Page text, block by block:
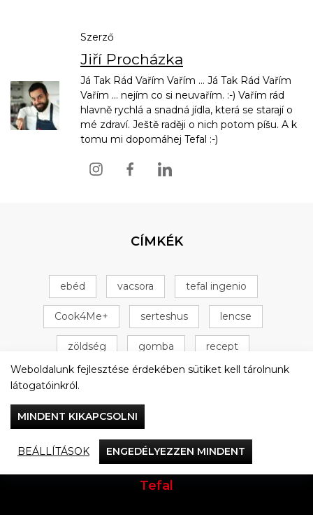
Szerző
Jiří Procházka
Já Tak Rád Vařím Vařím ... Já Tak Rád Vařím
Vařím ... nejím co si neuvařím. :-) Vařím rád
hlavně rychlá a snadná jídla, která se starají o
mé zdraví. Ještě raději o nich potom píšu. A k
tomu mi dopomáhej Tefal :-)
CÍMKÉK
ebéd vacsora tefal ingenio
Cook4Me+ serteshus lencse
zöldség gomba recept
Tefal Cook4Me+ csirke + 16 következő
Vacsorázzunk együtt
Tefal
Weboldalunk fejlesztése érdekében sütiket kell tárolnunk
látogatóinkról.
MINDENT KIKAPCSOLNI
BEÁLLÍTÁSOK ENGEDÉLYEZZEN MINDENT